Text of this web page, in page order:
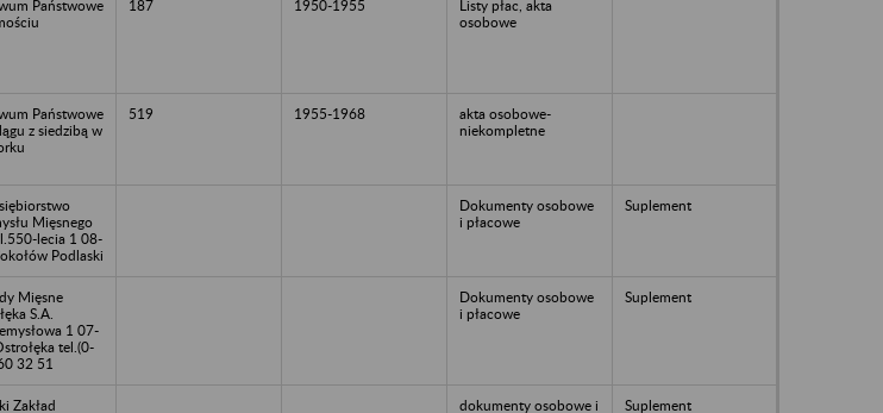
Państwowe
187 1950-1955
Listy płac, akta
osobowe
Państwowe
z siedzibą w
519 1955-1968
akta osobowe-
niekompletne
Mięsnego
lecia 1 08-
Podlaski
Dokumenty osobowe
i płacowe
Suplement
Mięsne
S.A.
1 07-
tel.(0-
32 51
Dokumenty osobowe
i płacowe
Suplement
Zakład
dokumenty osobowe i
Suplement